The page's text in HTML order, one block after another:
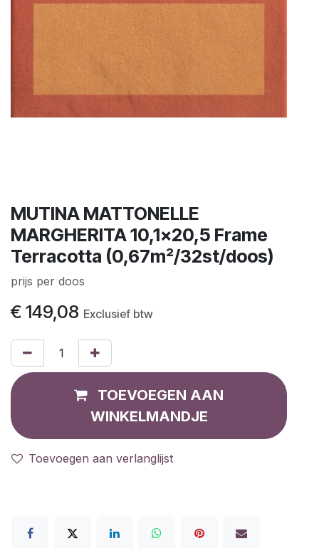
MUTINA MATTONELLE
MARGHERITA 10,1x20,5 Frame
Terracotta (0,67m²/32st/doos)
prijs per doos
€ 149,08 Exclusief btw
TOEVOEGEN AAN
WINKELMANDJE
Toevoegen aan verlanglijst